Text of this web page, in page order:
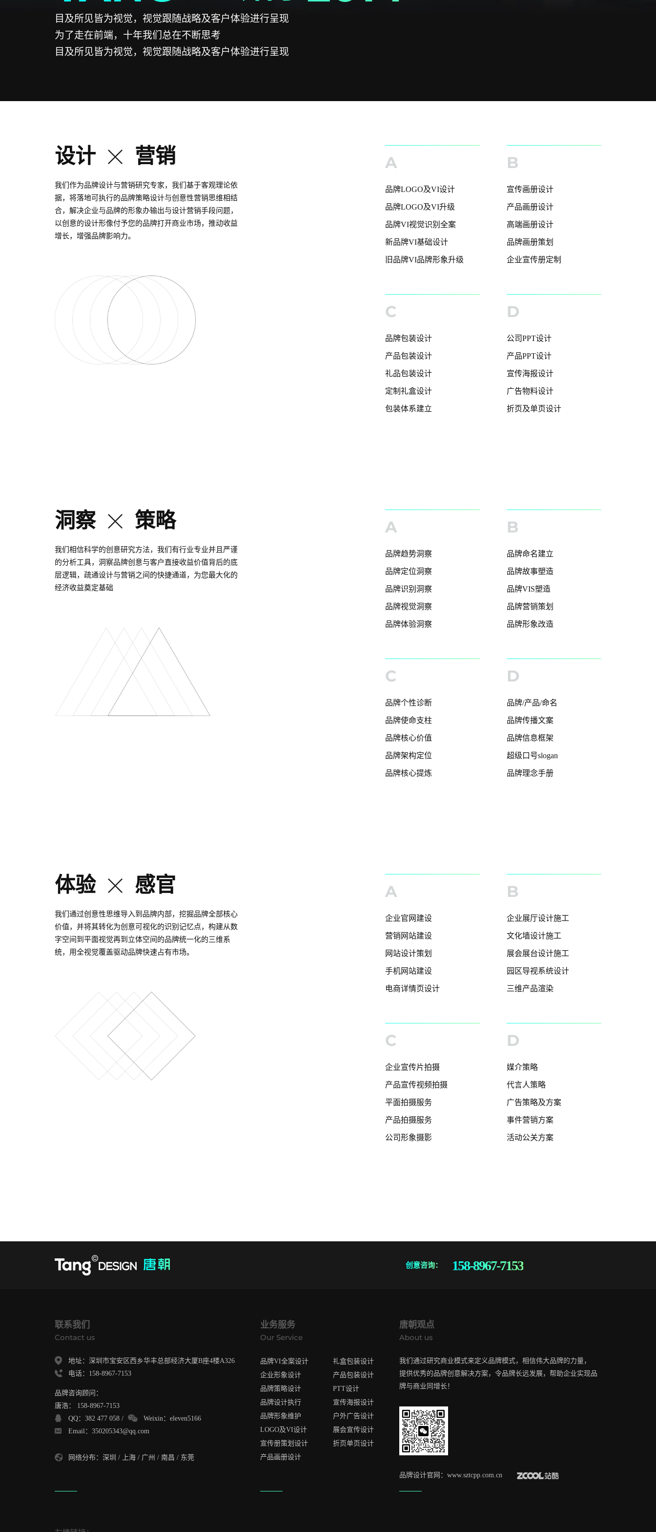
目及所见皆为视觉，视觉跟随战略及客户体验进行呈现
为了走在前端，十年我们总在不断思考
目及所见皆为视觉，视觉跟随战略及客户体验进行呈现
设计 营销
我们作为品牌设计与营销研究专家，我们基于客观理论依
据，将落地可执行的品牌策略设计与创意性营销思维相结
合，解决企业与品牌的形象办输出与设计营销手段问题，
以创意的设计形像付予您的品牌打开商业市场，推动收益
增长，增强品牌影响力。
A
品牌LOGO及VI设计
品牌LOGO及VI升级
品牌VI视觉识别全案
新品牌VI基础设计
旧品牌VI品牌形象升级
B
宣传画册设计
产品画册设计
高端画册设计
品牌画册策划
企业宣传册定制
C
品牌包装设计
产品包装设计
礼品包装设计
定制礼盒设计
包装体系建立
D
公司PPT设计
产品PPT设计
宣传海报设计
广告物料设计
折页及单页设计
洞察 策略
我们相信科学的创意研究方法，我们有行业专业并且严谨
的分析工具，洞察品牌创意与客户直接收益价值背后的底
层逻辑，疏通设计与营销之间的快捷通道，为您最大化的
经济收益奠定基础
A
品牌趋势洞察
品牌定位洞察
品牌识别洞察
品牌视觉洞察
品牌体验洞察
B
品牌命名建立
品牌故事塑造
品牌VIS塑造
品牌营销策划
品牌形象改造
C
品牌个性诊断
品牌使命支柱
品牌核心价值
品牌架构定位
品牌核心提炼
D
品牌/产品/命名
品牌传播文案
品牌信息框架
超级口号slogan
品牌理念手册
体验 感官
我们通过创意性思维导入到品牌内部，挖掘品牌全部核心
价值，并将其转化为创意可视化的识别记忆点，构建从数
字空间到平面视觉再到立体空间的品牌统一化的三维系
统，用全视觉覆盖驱动品牌快速占有市场。
A
企业官网建设
营销网站建设
网站设计策划
手机网站建设
电商详情页设计
B
企业展厅设计施工
文化墙设计施工
展会展台设计施工
园区导视系统设计
三维产品渲染
C
企业宣传片拍摄
产品宣传视频拍摄
平面拍摄服务
产品拍摄服务
公司形象摄影
D
媒介策略
代言人策略
广告策略及方案
事件营销方案
活动公关方案
创意咨询： 158-8967-7153
联系我们
Contact us
地址：深圳市宝安区西乡华丰总部经济大厦B座4楼A326
电话：158-8967-7153
品牌咨询顾问：
唐浩： 158-8967-7153
QQ：382 477 058 /
Weixin：eleven5166
Email：350205343@qq.com
网络分布：深圳 / 上海 / 广州 / 南昌 / 东莞
业务服务
Our Service
品牌VI全案设计
企业形象设计
品牌策略设计
品牌设计执行
品牌形象维护
LOGO及VI设计
宣传册策划设计
产品画册设计
礼盒包装设计
产品包装设计
PTT设计
宣传海报设计
户外广告设计
展会宣传设计
折页单页设计
唐朝观点
About us
我们通过研究商业模式来定义品牌模式，相信伟大品牌的力量，
提供优秀的品牌创意解决方案，令品牌长远发展，帮助企业实现品
牌与商业同增长！
品牌设计官网： www.sztcpp.com.cn